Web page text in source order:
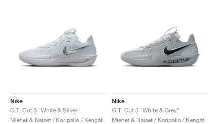
Nike
G.T. Cut 3 "White & Silver"
Miehet & Naiset / Koripallo / Kengät
Nike
G.T. Cut 3 "White & Grey"
Miehet & Naiset / Koripallo / Kengät